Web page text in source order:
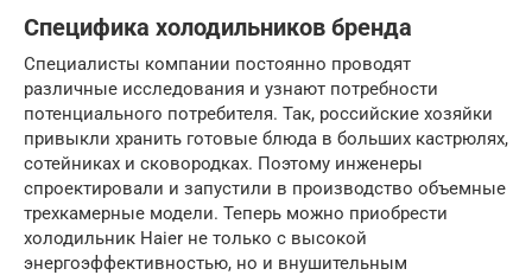
Специфика холодильников бренда
Специалисты компании постоянно проводят
различные исследования и узнают потребности
потенциального потребителя. Так, российские хозяйки
привыкли хранить готовые блюда в больших кастрюлях,
сотейниках и сковородках. Поэтому инженеры
спроектировали и запустили в производство объемные
трехкамерные модели. Теперь можно приобрести
холодильник Haier не только с высокой
энергоэффективностью, но и внушительным